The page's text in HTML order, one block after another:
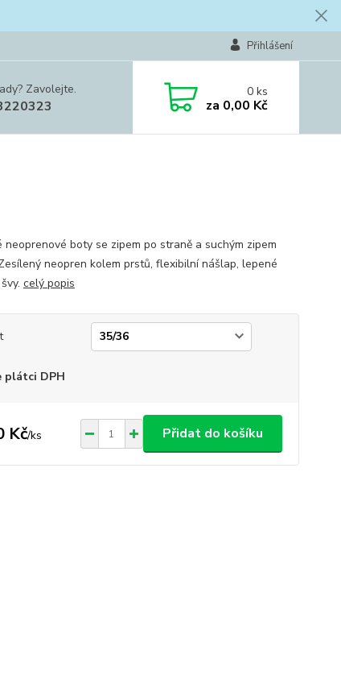
Přihlášení
Zavolejte. 0ks
za 0,00 Kč
neoprenové boty se zipem po straně a suchým zipem
neopren kolem prstů, flexibilní nášlap, lepené
celý popis
plátci DPH
Kč/ks Přidat do košíku